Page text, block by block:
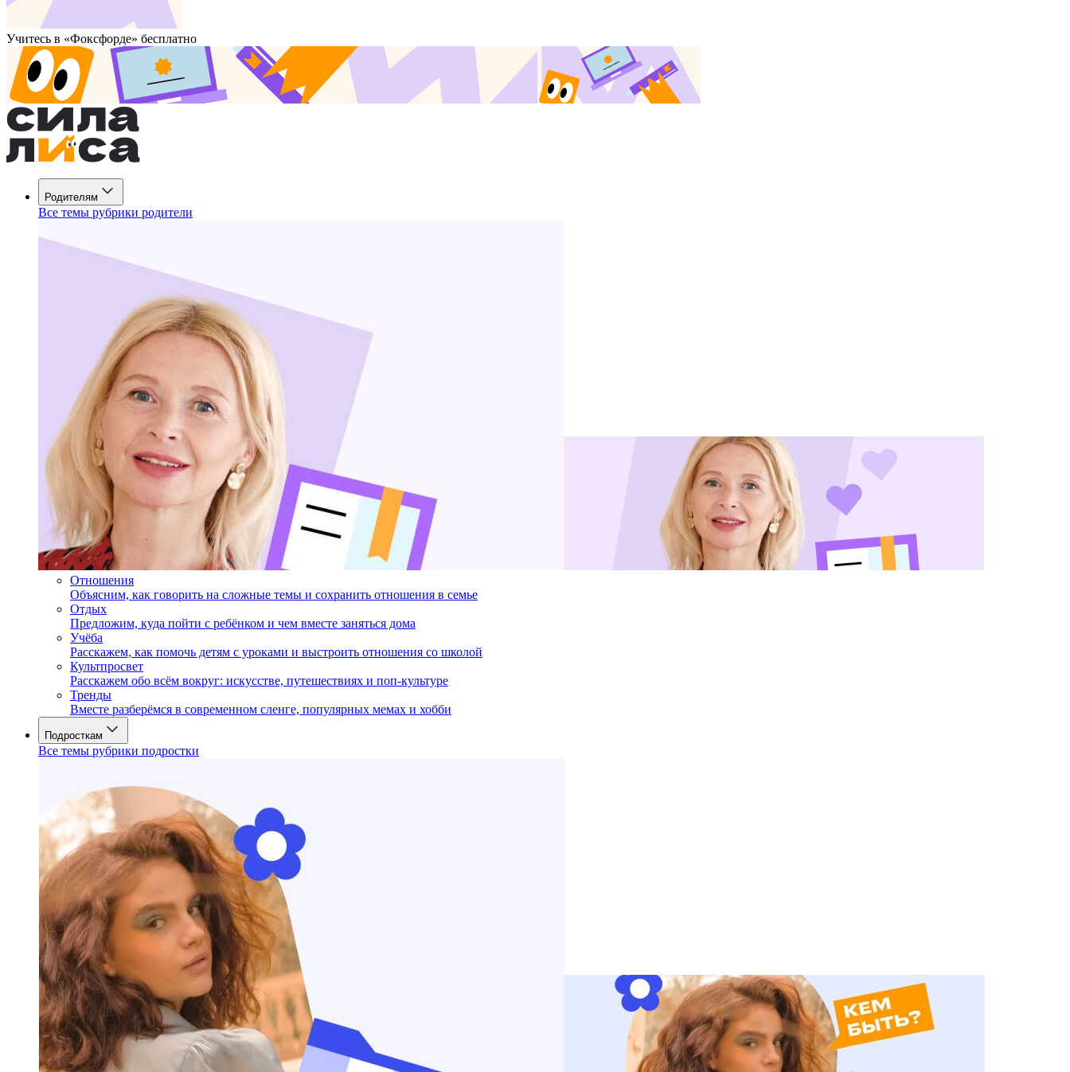
Учитесь в «Фоксфорде» бесплатно
Родителям
Все темы рубрики родители
Отношения
Объясним, как говорить на сложные темы и сохранить отношения в семье
Отдых
Предложим, куда пойти с ребёнком и чем вместе заняться дома
Учёба
Расскажем, как помочь детям с уроками и выстроить отношения со школой
Культпросвет
Расскажем обо всём вокруг: искусстве, путешествиях и поп-культуре
Тренды
Вместе разберёмся в современном сленге, популярных мемах и хобби
Подросткам
Все темы рубрики подростки